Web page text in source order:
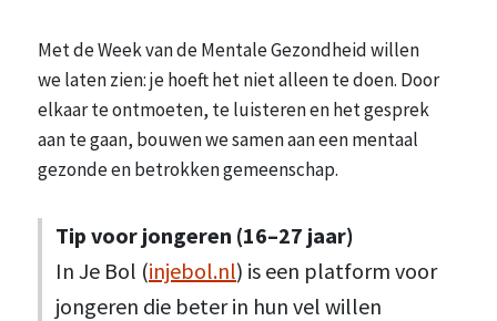
Met de Week van de Mentale Gezondheid willen
we laten zien: je hoeft het niet alleen te doen. Door
elkaar te ontmoeten, te luisteren en het gesprek
aan te gaan, bouwen we samen aan een mentaal
gezonde en betrokken gemeenschap.
Tip voor jongeren (16–27 jaar)
In Je Bol (injebol.nl) is een platform voor
jongeren die beter in hun vel willen